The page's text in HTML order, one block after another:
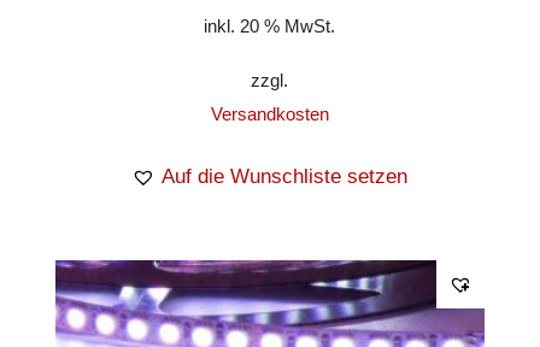
inkl. 20 % MwSt.
zzgl.
Versandkosten
Auf die Wunschliste setzen